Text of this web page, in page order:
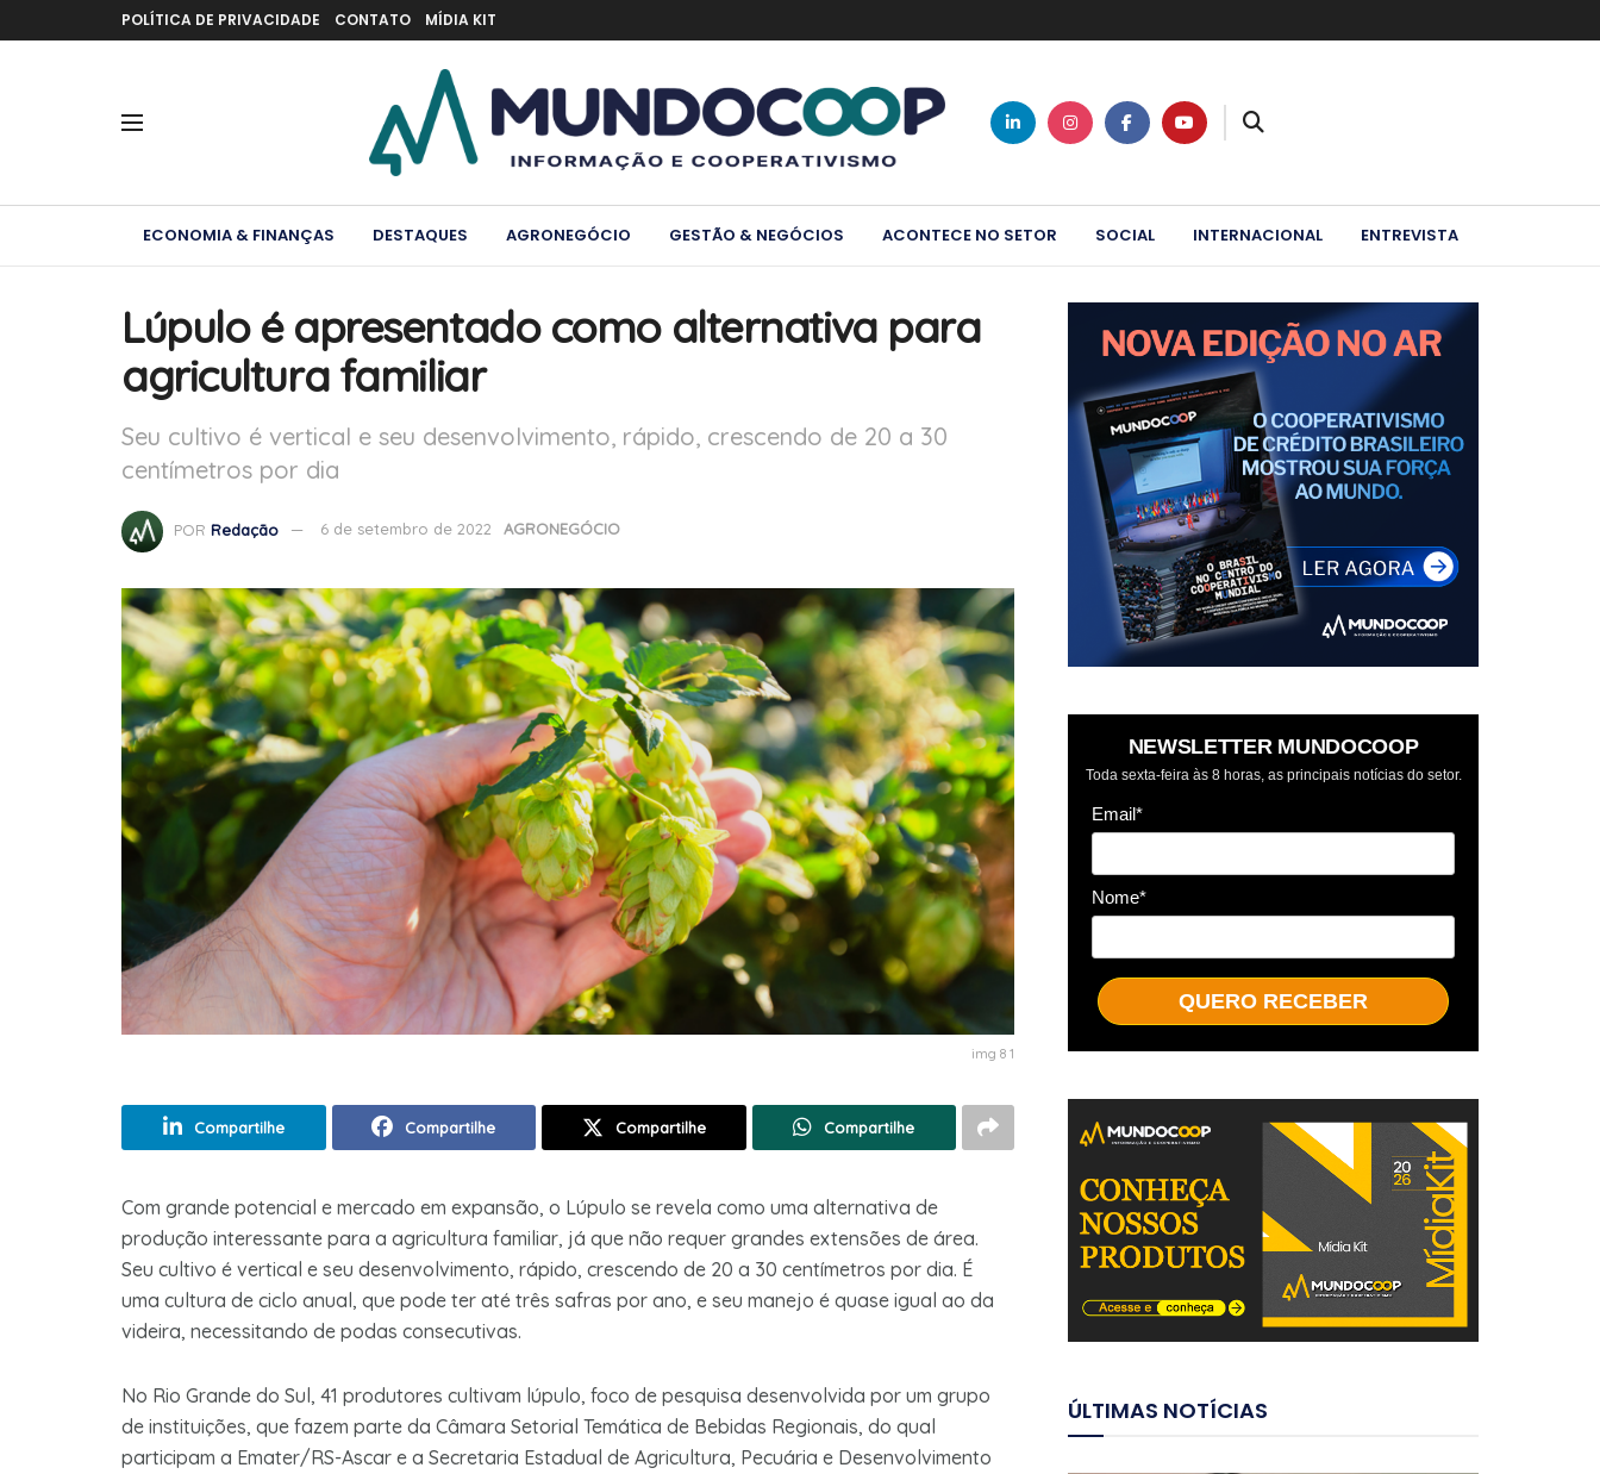
POLÍTICA DE PRIVACIDADE CONTATO MÍDIA KIT
ECONOMIA & FINANÇAS DESTAQUES AGRONEGÓCIO GESTÃO & NEGÓCIOS ACONTECE NO SETOR SOCIAL INTERNACIONAL ENTREVISTA
Lúpulo é apresentado como alternativa para
agricultura familiar
Seu cultivo é vertical e seu desenvolvimento, rápido, crescendo de 20 a 30
centímetros por dia
POR Redação 6 de setembro de 2022 AGRONEGÓCIO
img 8 1
Compartilhe Compartilhe Compartilhe Compartilhe
Com grande potencial e mercado em expansão, o Lúpulo se revela como uma alternativa de
produção interessante para a agricultura familiar, já que não requer grandes extensões de área.
Seu cultivo é vertical e seu desenvolvimento, rápido, crescendo de 20 a 30 centímetros por dia. É
uma cultura de ciclo anual, que pode ter até três safras por ano, e seu manejo é quase igual ao da
videira, necessitando de podas consecutivas.
No Rio Grande do Sul, 41 produtores cultivam lúpulo, foco de pesquisa desenvolvida por um grupo
de instituições, que fazem parte da Câmara Setorial Temática de Bebidas Regionais, do qual
participam a Emater/RS-Ascar e a Secretaria Estadual de Agricultura, Pecuária e Desenvolvimento
NEWSLETTER MUNDOCOOP
Toda sexta-feira às 8 horas, as principais notícias do setor.
Email*
Nome*
QUERO RECEBER
ÚLTIMAS NOTÍCIAS